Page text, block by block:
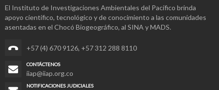
El Instituto de Investigaciones Ambientales del Pacífico brinda
apoyo científico, tecnológico y de conocimiento a las comunidades
asentadas en el Chocó Biogeográfico, al SINA y MADS.
+57 (4) 670 9126, +57 312 288 8110
CONTÁCTENOS
iiap@iiap.org.co
NOTIFICACIONES JUDICIALES